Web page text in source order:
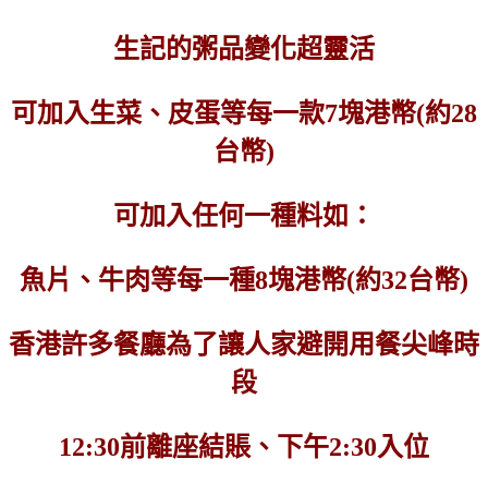
生記的粥品變化超靈活
可加入生菜、皮蛋等每一款7塊港幣(約28
台幣)
可加入任何一種料如：
魚片、牛肉等每一種8塊港幣(約32台幣)
香港許多餐廳為了讓人家避開用餐尖峰時
段
12:30前離座結賬、下午2:30入位